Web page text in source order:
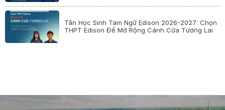
Tân Học Sinh Tam Ngữ Edison 2026-2027: Chọn
THPT Edison Để Mở Rộng Cánh Cửa Tương Lai